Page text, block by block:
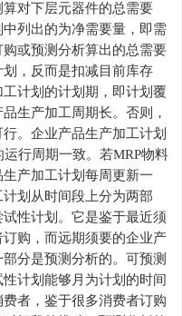
对下层元器件的总需要
列出的为净需要量，即需
或预测分析算出的总需要
，反而是扣减目前库存
计划的计划期，即计划覆
生产加工周期长。否则，
。企业产品生产加工计划
运行周期一致。若MRP物料
产加工计划每周更新一
划从时间段上分为两部
性计划。它是鉴于最近须
购，而远期须要的企业产
分是预测分析的。可预测
计划能够月为计划的时间
者，鉴于很多消费者订购